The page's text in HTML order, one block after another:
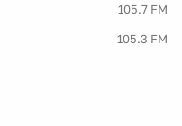
105.7 FM
105.3 FM